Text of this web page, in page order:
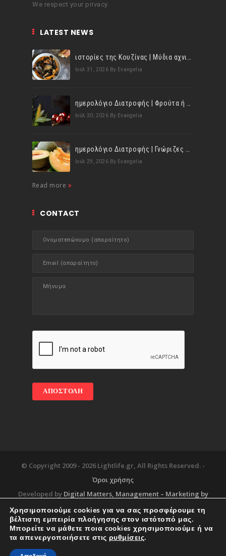
We respect your privacy.
LATEST NEWS
Ιούλ 31, 2026 By Evangelia
Ιούλ 30, 2026 By Evangelia
Ιούλ 29, 2026 By Evangelia
Read more
CONTACT
© Copyright 2009 - 2026 Lightlife.gr, All Rights Reserved. -
Όροι χρήσης
Developed by Digital Matters, Management – Marketing by
Blog About Services
Corporate Support
Χρησιμοποιούμε cookies για να σας προσφέρουμε τη
βέλτιστη εμπειρία πλοήγησης στον ιστότοπό μας.
Μπορείτε να μάθετε ποια cookies χρησιμοποιούμε ή να
τα απενεργοποιήσετε στις ρυθμίσεις.